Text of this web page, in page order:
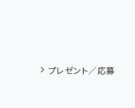
プレゼント／応募